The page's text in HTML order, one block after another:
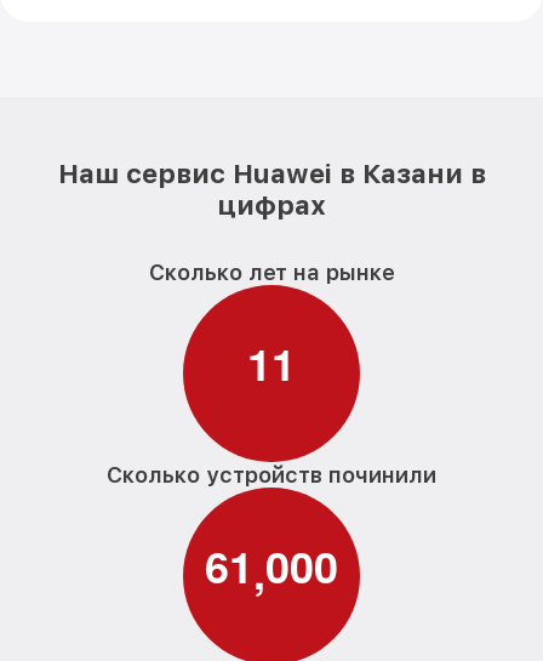
Наш сервис Huawei в Казани в
цифрах
Сколько лет на рынке
11
Сколько устройств починили
61,000